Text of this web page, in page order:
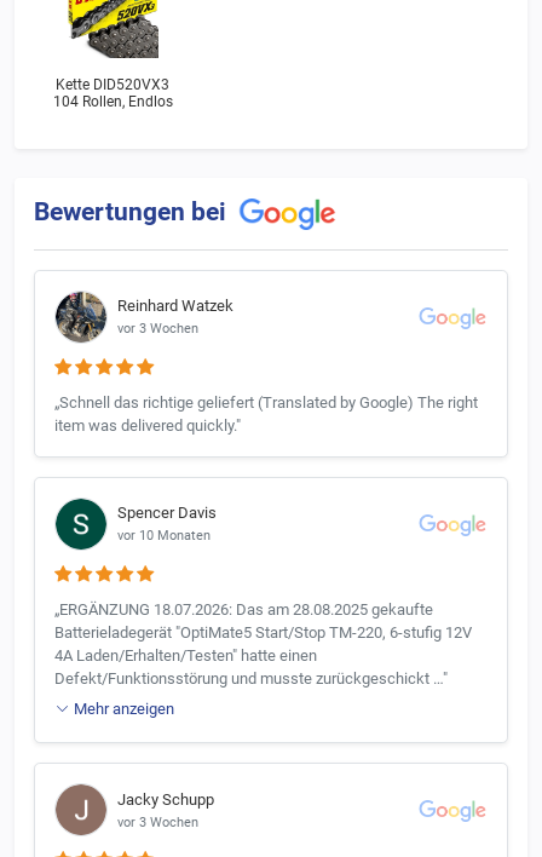
Kette DID520VX3
104 Rollen, Endlos
Bewertungen bei
Reinhard Watzek
vor 3 Wochen
„Schnell das richtige geliefert (Translated by Google) The right
item was delivered quickly."
Spencer Davis
vor 10 Monaten
„ERGÄNZUNG 18.07.2026: Das am 28.08.2025 gekaufte
Batterieladegerät "OptiMate5 Start/Stop TM-220, 6-stufig 12V
4A Laden/Erhalten/Testen" hatte einen
Defekt/Funktionsstörung und musste zurückgeschickt …"
Mehr anzeigen
Jacky Schupp
vor 3 Wochen